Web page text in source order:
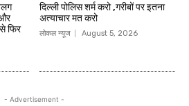
फिर
दिल्ली पोलिस शर्म करो ,गरीबों पर इतना
अत्याचार मत करो
लोकल न्यूज August 5, 2026
- Advertisement -